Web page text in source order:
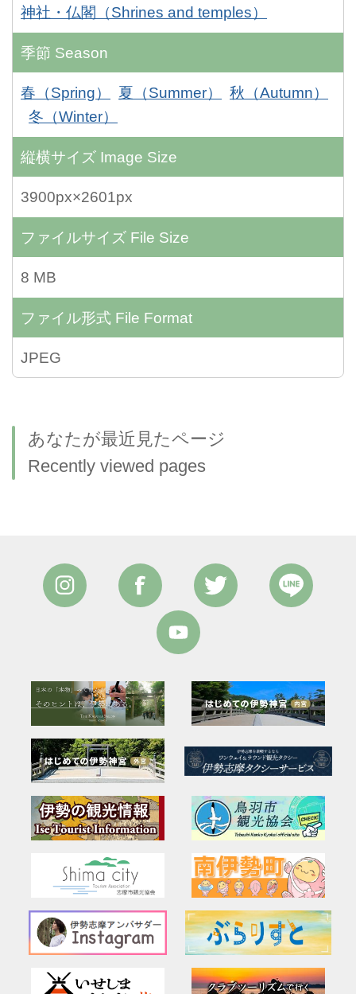
神社・仏閣（Shrines and temples）
季節 Season
春（Spring） 夏（Summer）
秋（Autumn）
冬（Winter）
縦横サイズ Image Size
3900px×2601px
ファイルサイズ File Size
8 MB
ファイル形式 File Format
JPEG
あなたが最近見たページ
Recently viewed pages